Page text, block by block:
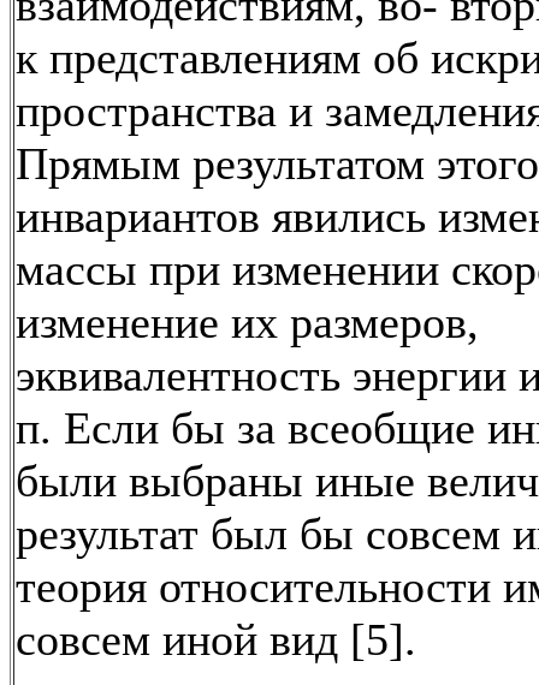
к представлениям об
пространства и
Прямым результатом
инвариантов явились
массы при изменении
изменение их размеров,
эквивалентность энергии
п. Если бы за всеобщие
были выбраны иные
результат был бы совсем
теория относительности
совсем иной вид [5].